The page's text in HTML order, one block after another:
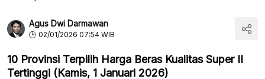
Agus Dwi Darmawan
02/01/2026 07:54 WIB
10 Provinsi Terpilih Harga Beras Kualitas Super II
Tertinggi (Kamis, 1 Januari 2026)